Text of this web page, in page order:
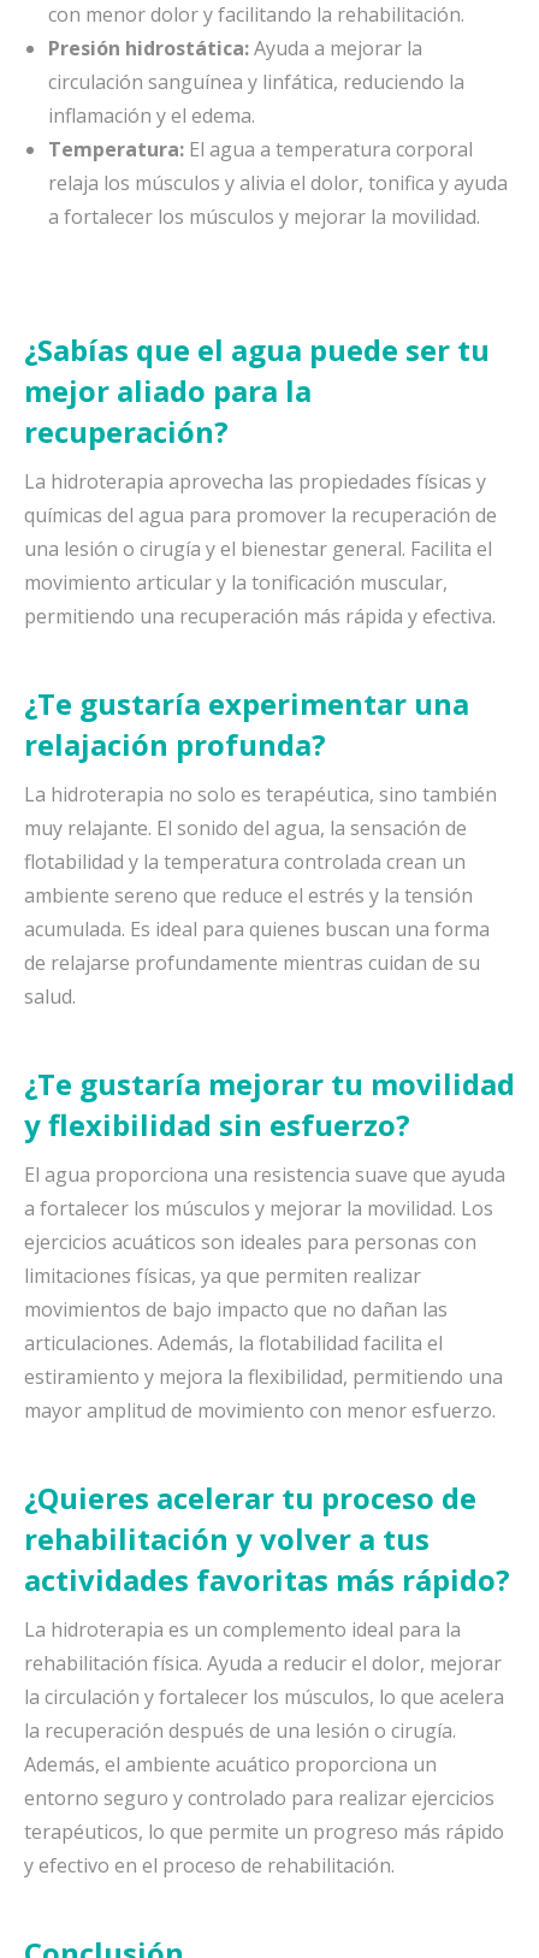
con menor dolor y facilitando la rehabilitación.
Presión hidrostática:Ayuda a mejorar la
circulación sanguínea y linfática, reduciendo la
inflamación y el edema.
Temperatura: El agua a temperatura corporal
relaja los músculos y alivia el dolor, tonifica y ayuda
a fortalecer los músculos y mejorar la movilidad.
¿Sabías que el agua puede ser tu
mejor aliado para la
recuperación?
La hidroterapia aprovecha las propiedades físicas y
químicas del agua para promover la recuperación de
una lesión o cirugía y el bienestar general. Facilita el
movimiento articular y la tonificación muscular,
permitiendo una recuperación más rápida y efectiva.
¿Te gustaría experimentar una
relajación profunda?
La hidroterapia no solo es terapéutica, sino también
muy relajante. El sonido del agua, la sensación de
flotabilidad y la temperatura controlada crean un
ambiente sereno que reduce el estrés y la tensión
acumulada. Es ideal para quienes buscan una forma
de relajarse profundamente mientras cuidan de su
salud.
¿Te gustaría mejorar tu movilidad
y flexibilidad sin esfuerzo?
El agua proporciona una resistencia suave que ayuda
a fortalecer los músculos y mejorar la movilidad. Los
ejercicios acuáticos son ideales para personas con
limitaciones físicas, ya que permiten realizar
movimientos de bajo impacto que no dañan las
articulaciones. Además, la flotabilidad facilita el
estiramiento y mejora la flexibilidad, permitiendo una
mayor amplitud de movimiento con menor esfuerzo.
¿Quieres acelerar tu proceso de
rehabilitación y volver a tus
actividades favoritas más rápido?
La hidroterapia es un complemento ideal para la
rehabilitación física. Ayuda a reducir el dolor, mejorar
la circulación y fortalecer los músculos, lo que acelera
la recuperación después de una lesión o cirugía.
Además, el ambiente acuático proporciona un
entorno seguro y controlado para realizar ejercicios
terapéuticos, lo que permite un progreso más rápido
y efectivo en el proceso de rehabilitación.